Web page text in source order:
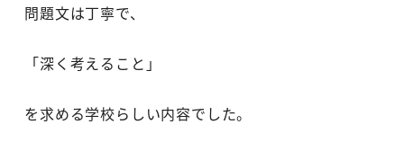
問題文は丁寧で、
「深く考えること」
を求める学校らしい内容でした。